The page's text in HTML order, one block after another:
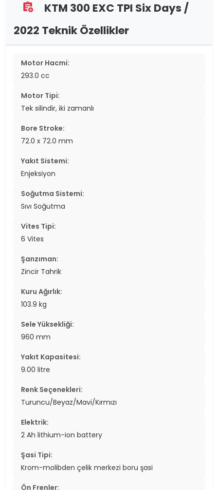
assignment_add
KTM 300 EXC TPI Six Days /
2022 Teknik Özellikler
Motor Hacmi:
293.0 cc
Motor Tipi:
Tek silindir, iki zamanlı
Bore Stroke:
72.0 x 72.0 mm
Yakıt Sistemi:
Enjeksiyon
Soğutma Sistemi:
Sıvı Soğutma
Vites Tipi:
6 Vites
Şanzıman:
Zincir Tahrik
Kuru Ağırlık:
103.9 kg
Sele Yüksekliği:
960 mm
Yakıt Kapasitesi:
9.00 litre
Renk Seçenekleri:
Turuncu/Beyaz/Mavi/Kırmızı
Elektrik:
2 Ah lithium-ion battery
Şasi Tipi:
Krom-molibden çelik merkezi boru şasi
Ön Frenler: